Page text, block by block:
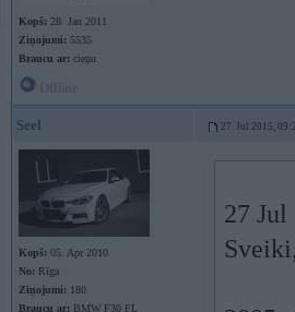
Kopš: 28. Jan 2011
Ziņojumi: 5535
Braucu ar: cieņu
Seel 27. Jul 2015,
Kopš: 05. Apr 2010
No: Rīga
Ziņojumi: 180
Braucu ar: BMW F30 FL
27